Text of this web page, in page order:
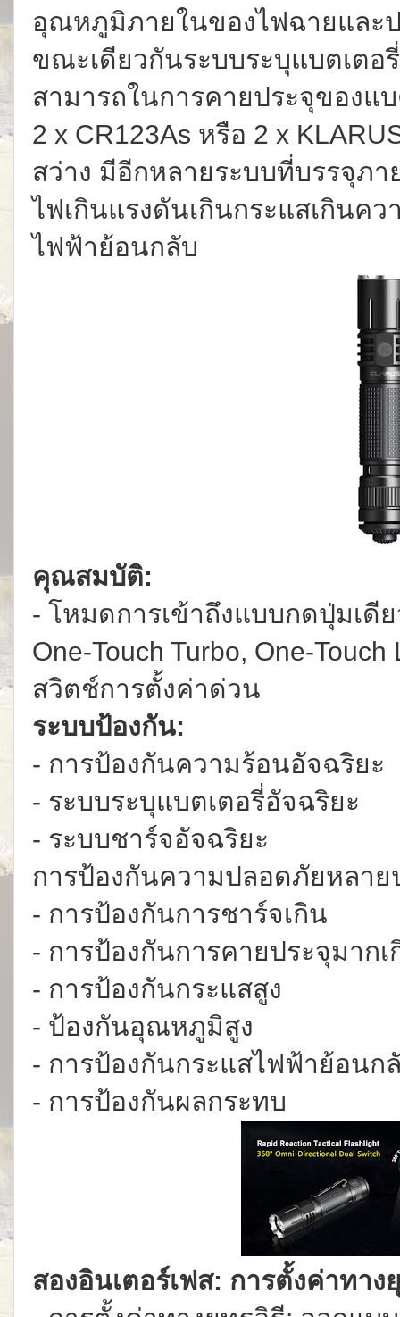
อุณหภูมิภายในของไฟฉายและ
ขณะเดียวกันระบบระบุแบตเตอ
สามารถในการคายประจุของแ
2 x CR123As หรือ 2 x
สว่าง มีอีกหลายระบบที่บรรจุภา
ไฟเกินแรงดันเกินกระแสเกินค
ไฟฟ้าย้อนกลับ
คุณสมบัติ:
- โหมดการเข้าถึงแบบกดปุ่มเดี
One-Touch Turbo, One-
สวิตช์การตั้งค่าด่วน
ระบบป้องกัน:
- การป้องกันความร้อนอัจฉริยะ
- ระบบระบุแบตเตอรี่อัจฉริยะ
- ระบบชาร์จอัจฉริยะ
การป้องกันความปลอดภัยหลาย
- การป้องกันการชาร์จเกิน
- การป้องกันการคายประจุมากเ
- การป้องกันกระแสสูง
- ป้องกันอุณหภูมิสูง
- การป้องกันกระแสไฟฟ้าย้อนก
- การป้องกันผลกระทบ
สองอินเตอร์เฟส: การตั้งค่าทา